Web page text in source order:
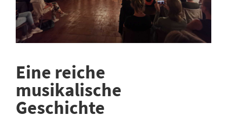
Eine reiche
musikalische
Geschichte